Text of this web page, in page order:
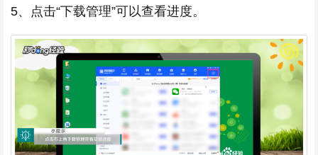
5、点击“下载管理”可以查看进度。